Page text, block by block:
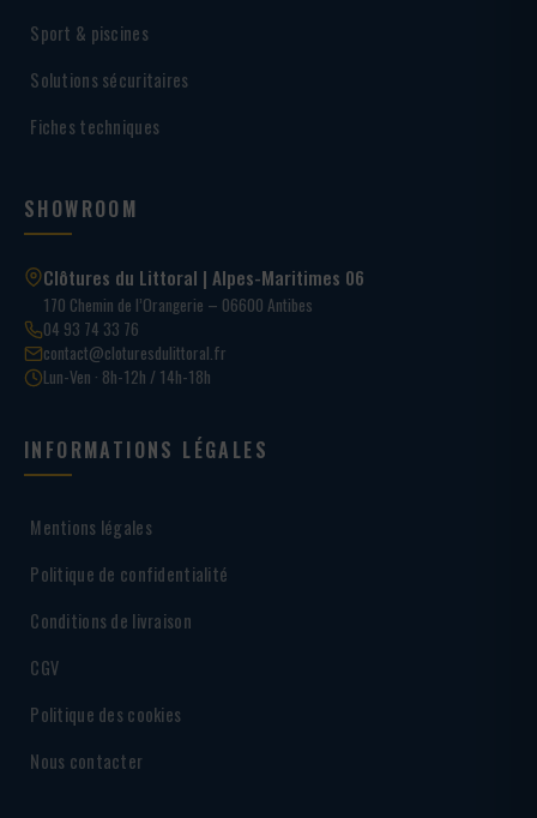
Sport & piscines
Solutions sécuritaires
Fiches techniques
SHOWROOM
Clôtures du Littoral | Alpes-Maritimes 06
170 Chemin de l’Orangerie – 06600 Antibes
04 93 74 33 76
contact@cloturesdulittoral.fr
Lun-Ven · 8h-12h / 14h-18h
INFORMATIONS LÉGALES
Mentions légales
Politique de confidentialité
Conditions de livraison
CGV
Politique des cookies
Nous contacter